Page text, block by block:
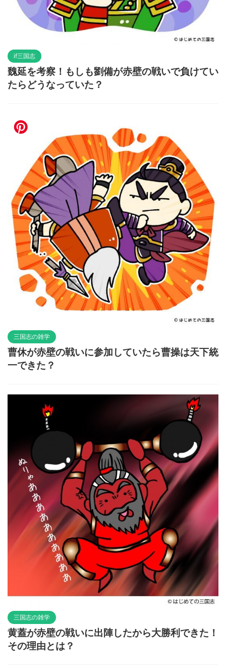
if三国志
魏延を考察！もしも劉備が赤壁の戦いで負けてい
たらどうなっていた？
三国志の雑学
曹休が赤壁の戦いに参加していたら曹操は天下統
一できた？
三国志の雑学
黄蓋が赤壁の戦いに出陣したから大勝利できた！
その理由とは？